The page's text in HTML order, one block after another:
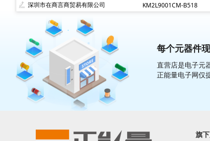
深圳市在商言商贸易有限公司
KM2L9001CM-B518
每个元器件
直营店是电子元
正能量电子网仅
旗